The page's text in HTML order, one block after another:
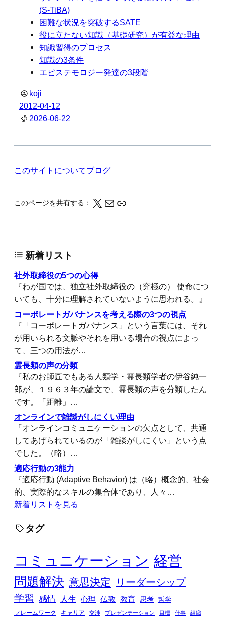
(S-TiBA)
困難な状況を突破するSATE
役に立たない知識（基礎研究）が有益な理由
知識習得のプロセス
知識の3条件
エピステモロジー発達の3段階
koji
2012-04-12
2026-06-22
このサイトについてブログ
このページを共有する： X メール このページの情報をクリップボードにコピーする
新着リスト
社外取締役の5つの心得
『わが国では、独立社外取締役の（究極の） 使命につ
いても、十分に理解されていないように思われる。』
コーポレートガバナンスを考える際の3つの視点
『「コーポレートガバナンス」という言葉には、それ
が用いられる文脈やそれを用いる場合の視点によっ
て、三つの用法が…
霊長類の声の分類
『私のお師匠でもある人類学・霊長類学者の伊谷純一
郎が、１９６３年の論文で、霊長類の声を分類したん
です。「距離」…
オンラインで雑談がしにくい理由
『オンラインコミュニケーションの欠点として、共通
してあげられているのが「雑談がしにくい」という点
でした。（略）…
適応行動の3能力
『適応行動 (Adaptive Behavior) は（略）概念的、社会
的、実際的なスキルの集合体であり、人々…
新着リストを見る
タグ
コミュニケーション 経営
問題解決 意思決定
リーダーシップ
学習
感情 人生 心理 仏教 教育 思考
哲学
フレームワーク
キャリア 交渉 プレゼンテーション 目標 仕事 組織